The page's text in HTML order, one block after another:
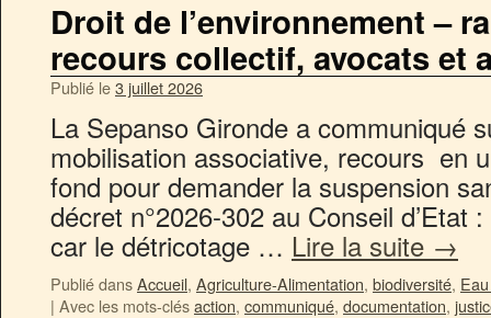
Droit de l’environnement –
recours collectif, avocats et
Publié le3 juillet 2026
La Sepanso Gironde a communiqué
mobilisation associative, recours en
fond pour demander la suspension
décret n°2026-302 au Conseil d’Etat
car le détricotage … Lire la suite →
Publié dansAccueil, Agriculture-Alimentation, biodiversité,
| Avec les mots-clésaction, communiqué, documentation,